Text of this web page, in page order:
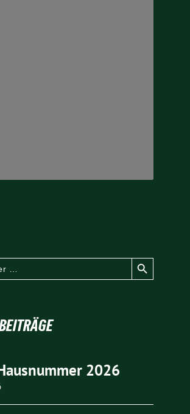
Search Button
2026